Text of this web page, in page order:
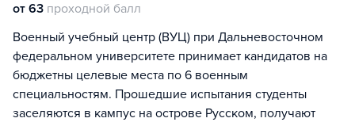
от 63 проходной балл
Военный учебный центр (ВУЦ) при Дальневосточном
федеральном университете принимает кандидатов на
бюджетны целевые места по 6 военным
специальностям. Прошедшие испытания студенты
заселяются в кампус на острове Русском, получают